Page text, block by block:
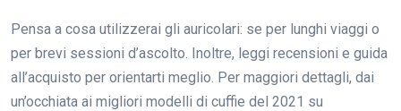
Pensa a cosa utilizzerai gli auricolari: se per lunghi viaggi o
per brevi sessioni d’ascolto. Inoltre, leggi recensioni e guida
all’acquisto per orientarti meglio. Per maggiori dettagli, dai
un’occhiata ai migliori modelli di cuffie del 2021 su